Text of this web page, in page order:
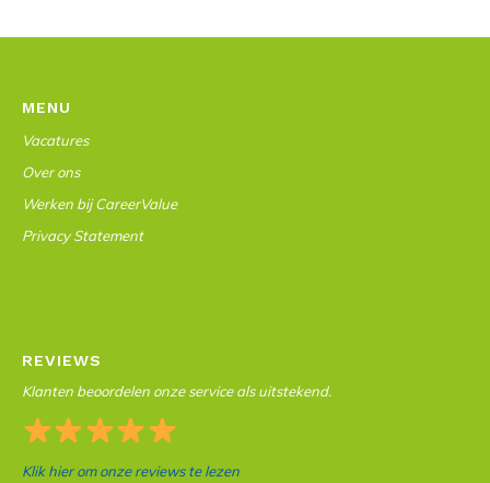
MENU
Vacatures
Over ons
Werken bij CareerValue
Privacy Statement
REVIEWS
Klanten beoordelen onze service als uitstekend.
Klik hier om onze reviews te lezen